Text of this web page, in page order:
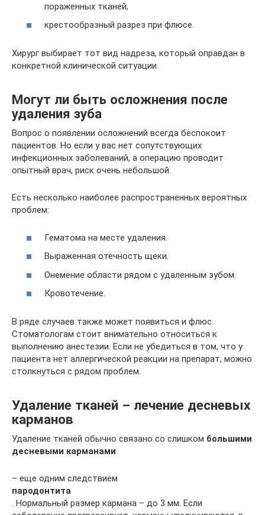
пораженных тканей;
крестообразный разрез при флюсе.
Хирург выбирает тот вид надреза, который оправдан в
конкретной клинической ситуации.
Могут ли быть осложнения после
удаления зуба
Вопрос о появлении осложнений всегда беспокоит
пациентов. Но если у вас нет сопутствующих
инфекционных заболеваний, а операцию проводит
опытный врач, риск очень небольшой.
Есть несколько наиболее распространенных вероятных
проблем:
Гематома на месте удаления.
Выраженная отечность щеки.
Онемение области рядом с удаленным зубом.
Кровотечение.
В ряде случаев также может появиться и флюс.
Стоматологам стоит внимательно относиться к
выполнению анестезии. Если не убедиться в том, что у
пациента нет аллергической реакции на препарат, можно
столкнуться с рядом проблем.
Удаление тканей – лечение десневых
карманов
Удаление тканей обычно связано со слишком большими
десневыми карманами
– еще одним следствием
пародонтита
. Нормальный размер кармана – до 3 мм. Если